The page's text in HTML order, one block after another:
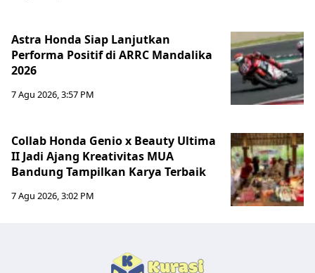
Astra Honda Siap Lanjutkan
Performa Positif di ARRC Mandalika
2026
7 Agu 2026, 3:57 PM
Collab Honda Genio x Beauty Ultima
II Jadi Ajang Kreativitas MUA
Bandung Tampilkan Karya Terbaik
7 Agu 2026, 3:02 PM